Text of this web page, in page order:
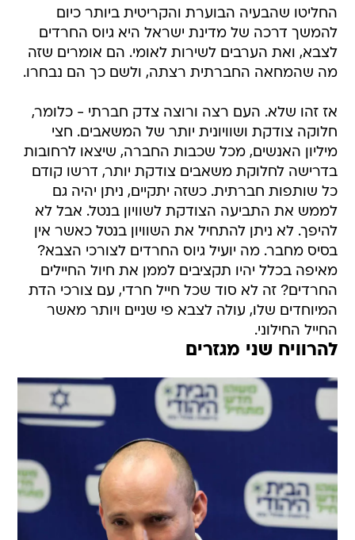
החליטו שהבעיה הבוערת והקריטית ביותר כיום
להמשך דרכה של מדינת ישראל היא גיוס החרדים
לצבא, ואת הערבים לשירות לאומי. הם אומרים שזה
מה שהמחאה החברתית רצתה, ולשם כך הם נבחרו.
אז זהו שלא. העם רצה ורוצה צדק חברתי - כלומר,
חלוקה צודקת ושוויונית יותר של המשאבים. חצי
מיליון האנשים, מכל שכבות החברה, שיצאו לרחובות
בדרישה לחלוקת משאבים צודקת יותר, דרשו קודם
כל שותפות חברתית. כשזה יתקיים, ניתן יהיה גם
לממש את התביעה הצודקת לשוויון בנטל. אבל לא
להיפך. לא ניתן להתחיל את השוויון בנטל כאשר אין
בסיס מחבר. מה יועיל גיוס החרדים לצורכי הצבא?
מאיפה בכלל יהיו תקציבים לממן את חיול החיילים
החרדים? זה לא סוד שכל חייל חרדי, עם צורכי הדת
המיוחדים שלו, עולה לצבא פי שניים ויותר מאשר
החייל החילוני.
להרוויח שני מגזרים